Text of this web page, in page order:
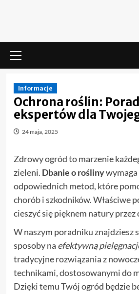
główne
Informacje
Ochrona roślin:
ekspertów dla
24 maja, 2025
Zdrowy ogród to marzenie
zieleni. Dbanie o roślinywymaga
odpowiednich metod, które
chorób i szkodników. Właściwe
cieszyć się pięknem natury przez
W naszym poradniku znajdziesz
sposoby na efektywną
tradycyjne rozwiązania z
technikami, dostosowanymi do
Dzięki temu Twój ogród będzie